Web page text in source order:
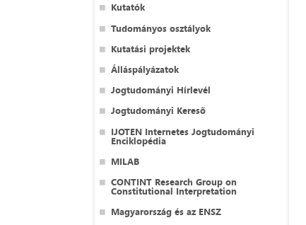
Kutatók
Tudományos osztályok
Kutatási projektek
Álláspályázatok
Jogtudományi Hírlevél
Jogtudományi Kereső
IJOTEN Internetes Jogtudományi
Enciklopédia
MILAB
CONTINT Research Group on
Constitutional Interpretation
Magyarország és az ENSZ